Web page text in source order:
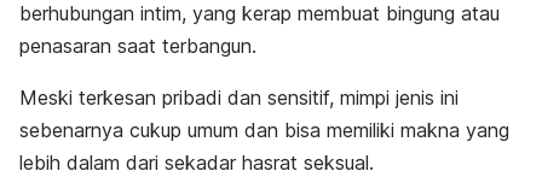
berhubungan intim, yang kerap membuat bingung atau
penasaran saat terbangun.
Meski terkesan pribadi dan sensitif, mimpi jenis ini
sebenarnya cukup umum dan bisa memiliki makna yang
lebih dalam dari sekadar hasrat seksual.